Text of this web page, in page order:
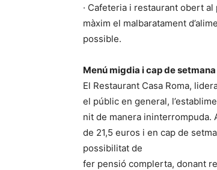
· Cafeteria i restaurant obert
màxim el malbaratament
possible.
Menú migdia i cap de setmana
El Restaurant Casa Roma,
el públic en general,
nit de manera ininterrompuda.
de 21,5 euros i en cap de
possibilitat de
fer pensió complerta, donant